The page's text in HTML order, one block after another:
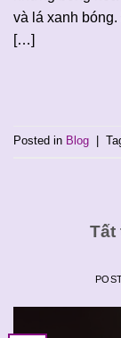
và lá xanh
[…]
Posted in Blog
Tất